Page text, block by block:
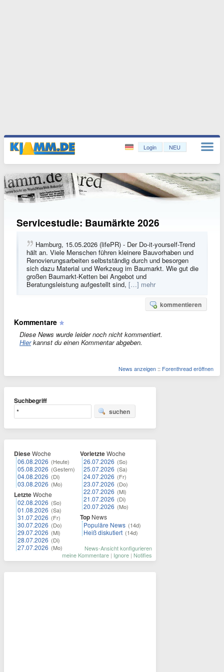
Login NEU
Servicestudie: Baumärkte 2026
Hamburg, 15.05.2026 (lifePR) - Der Do-it-yourself-Trend
hält an. Viele Menschen führen kleinere Bauvorhaben und
Renovierungsarbeiten selbstständig durch und besorgen
sich dazu Material und Werkzeug im Baumarkt. Wie gut die
großen Baumarkt-Ketten bei Angebot und
Beratungsleistung aufgestellt sind, […] mehr
kommentieren
Kommentare
Diese News wurde leider noch nicht kommentiert.
Hierkannst du einen Kommentar abgeben.
News anzeigen :: Forenthread eröffnen
Suchbegriff
suchen
DieseWoche
06.08.2026 (Heute)
05.08.2026 (Gestern)
04.08.2026 (Di)
03.08.2026 (Mo)
LetzteWoche
02.08.2026 (So)
01.08.2026 (Sa)
31.07.2026 (Fr)
30.07.2026 (Do)
29.07.2026 (Mi)
28.07.2026 (Di)
27.07.2026 (Mo)
VorletzteWoche
26.07.2026 (So)
25.07.2026 (Sa)
24.07.2026 (Fr)
23.07.2026 (Do)
22.07.2026 (Mi)
21.07.2026 (Di)
20.07.2026 (Mo)
Top News
Populäre News (14d)
Heiß diskutiert (14d)
News-Ansicht konfigurieren
meine Kommentare | Ignore | Notifies